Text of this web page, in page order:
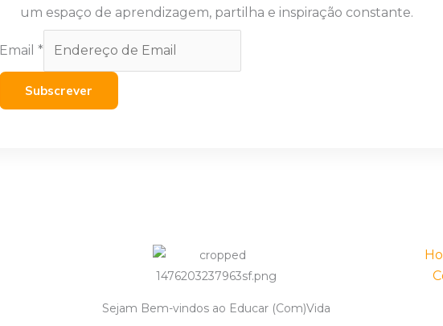
um espaço de aprendizagem, partilha e inspiração constante.
Email *
Subscrever
Sejam Bem-vindos ao Educar (Com)Vida